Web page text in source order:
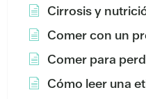
Cirrosis y
Comer con un
Comer para
Cómo leer una